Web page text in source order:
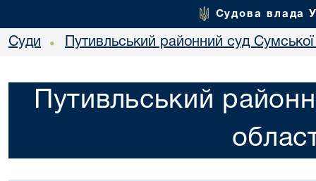
Судова влада
Суди • Путивльський районний суд Сумської
Путивльський